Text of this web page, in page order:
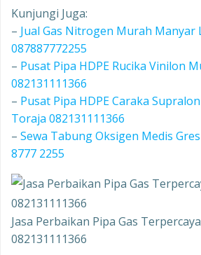
Kunjungi Juga:
– Jual Gas Nitrogen Murah Manyar
087887772255
– Pusat Pipa HDPE Rucika Vinilon
082131111366
– Pusat Pipa HDPE Caraka
Toraja 082131111366
– Sewa Tabung Oksigen Medis
8777 2255
Jasa Perbaikan Pipa Gas
082131111366